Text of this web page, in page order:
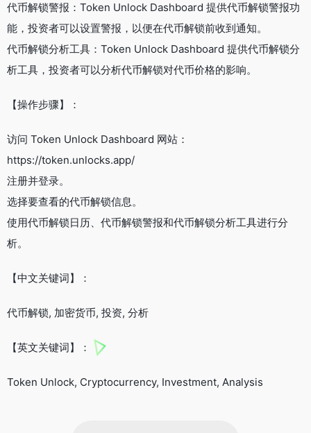
代币解锁警报：Token Unlock Dashboard 提供代币解锁警报功
能，投资者可以设置警报，以便在代币解锁前收到通知。
代币解锁分析工具：Token Unlock Dashboard 提供代币解锁分
析工具，投资者可以分析代币解锁对代币价格的影响。
【操作步骤】：
访问 Token Unlock Dashboard 网站：
https://token.unlocks.app/
注册并登录。
选择要查看的代币解锁信息。
使用代币解锁日历、代币解锁警报和代币解锁分析工具进行分
析。
【中文关键词】：
代币解锁, 加密货币, 投资, 分析
【英文关键词】：
Token Unlock, Cryptocurrency, Investment, Analysis